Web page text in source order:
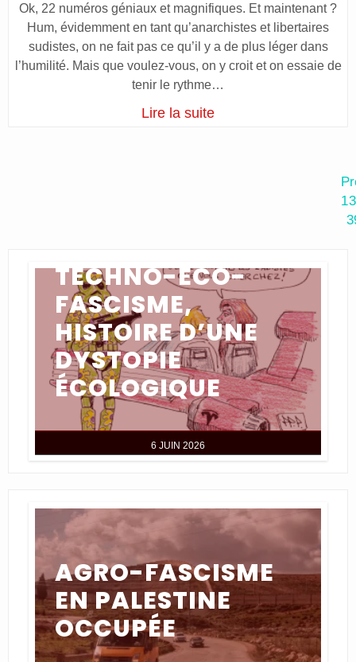
Ok, 22 numéros géniaux et magnifiques. Et maintenant ?
Hum, évidemment en tant qu’anarchistes et libertaires
sudistes, on ne fait pas ce qu’il y a de plus léger dans
l’humilité. Mais que voulez-vous, on y croit et on essaie de
tenir le rythme…
Lire la suite
1
6 JUIN 2026
TECHNO-ÉCO-
FASCISME,
HISTOIRE D’UNE
DYSTOPIE
ÉCOLOGIQUE
AGRO-FASCISME
EN PALESTINE
OCCUPÉE